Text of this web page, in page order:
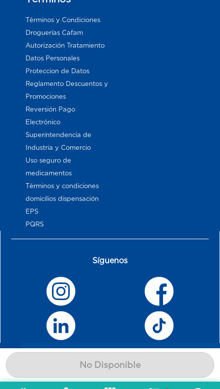
No Disponible
Términos y Condiciones
Droguerías Cafam
Autorización Tratamiento
Datos Personales
Proteccion de Datos
Reglamento Descuentos y
Promociones
Reversión Pago
Electrónico
Superintendencia de
Industria y Comercio
Uso seguro de
medicamentos
Términos y condiciones
domicilios dispensación
EPS
PQRS
Síguenos